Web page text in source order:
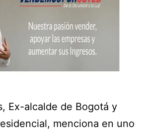
Ex-alcalde de Bogotá y
menciona en uno